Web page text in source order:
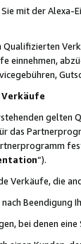
mit der Alexa-
Qualifizierten
einnehmen,
Verkäufe
gelten
das
“).
Verkäufe, die
Beendigung
bei denen